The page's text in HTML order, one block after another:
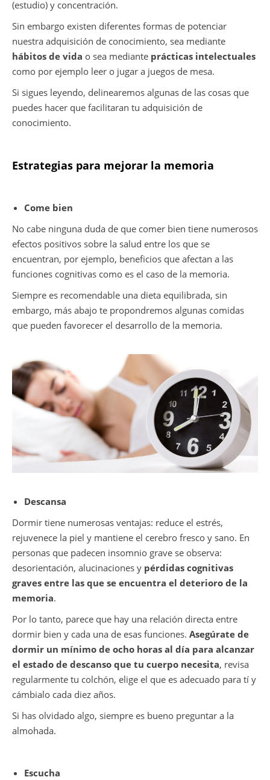
(estudio) y concentración.
Sin embargo existen diferentes formas de potenciar
nuestra adquisición de conocimiento, sea mediante
hábitos de vida o sea mediante prácticas intelectuales
como por ejemplo leer o jugar a juegos de mesa.
Si sigues leyendo, delinearemos algunas de las cosas que
puedes hacer que facilitaran tu adquisición de
conocimiento.
Estrategias para mejorar la memoria
Come bien
No cabe ninguna duda de que comer bien tiene numerosos
efectos positivos sobre la salud entre los que se
encuentran, por ejemplo, beneficios que afectan a las
funciones cognitivas como es el caso de la memoria.
Siempre es recomendable una dieta equilibrada, sin
embargo, más abajo te propondremos algunas comidas
que pueden favorecer el desarrollo de la memoria.
Descansa
Dormir tiene numerosas ventajas: reduce el estrés,
rejuvenece la piel y mantiene el cerebro fresco y sano. En
personas que padecen insomnio grave se observa:
desorientación, alucinaciones y pérdidas cognitivas
graves entre las que se encuentra el deterioro de la
memoria.
Por lo tanto, parece que hay una relación directa entre
dormir bien y cada una de esas funciones. Asegúrate de
dormir un mínimo de ocho horas al día para alcanzar
el estado de descanso que tu cuerpo necesita, revisa
regularmente tu colchón, elige el que es adecuado para tí y
cámbialo cada diez años.
Si has olvidado algo, siempre es bueno preguntar a la
almohada.
Escucha